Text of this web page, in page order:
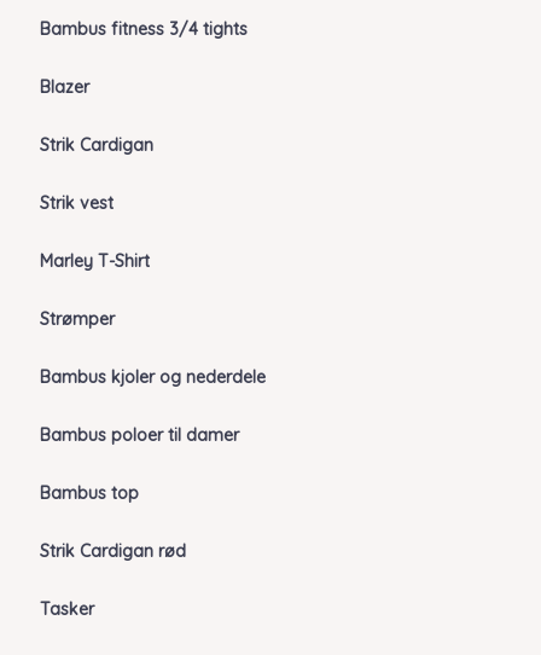
Bambus fitness 3/4 tights
Blazer
Strik Cardigan
Strik vest
Marley T-Shirt
Strømper
Bambus kjoler og nederdele
Bambus poloer til damer
Bambus top
Strik Cardigan rød
Tasker